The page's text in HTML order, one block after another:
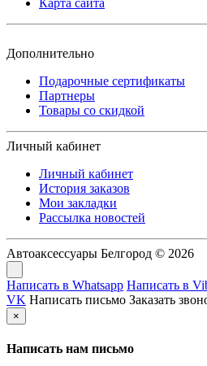
Дополнительно
Подарочные сертификаты
Партнеры
Товары со скидкой
Личный кабинет
Личный кабинет
История заказов
Мои закладки
Рассылка новостей
Автоаксессуары Белгород © 2026
Написать в Whatsapp Написать в
VK Написать письмо Заказать
×
Написать нам письмо